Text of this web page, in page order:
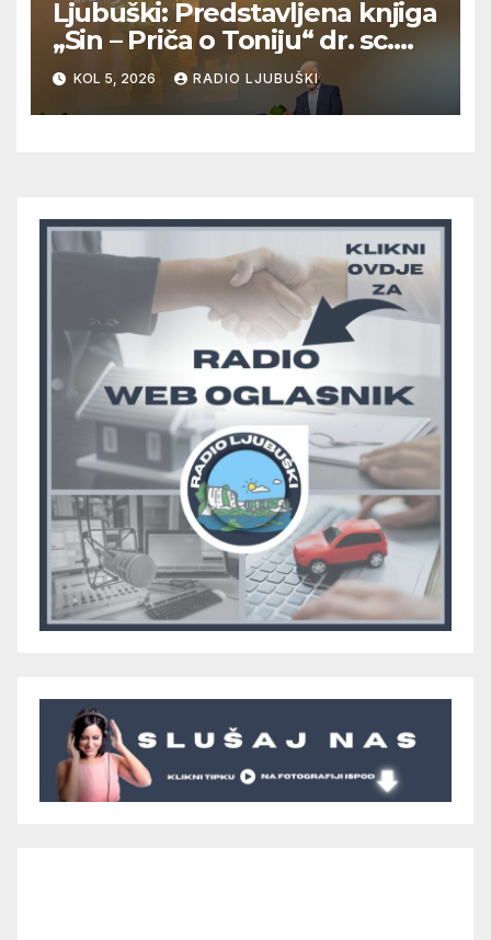
Ljubuški: Predstavljena knjiga
„Sin – Priča o Toniju“ dr. sc.
Zdenka Hercega
KOL 5, 2026 RADIO LJUBUŠKI